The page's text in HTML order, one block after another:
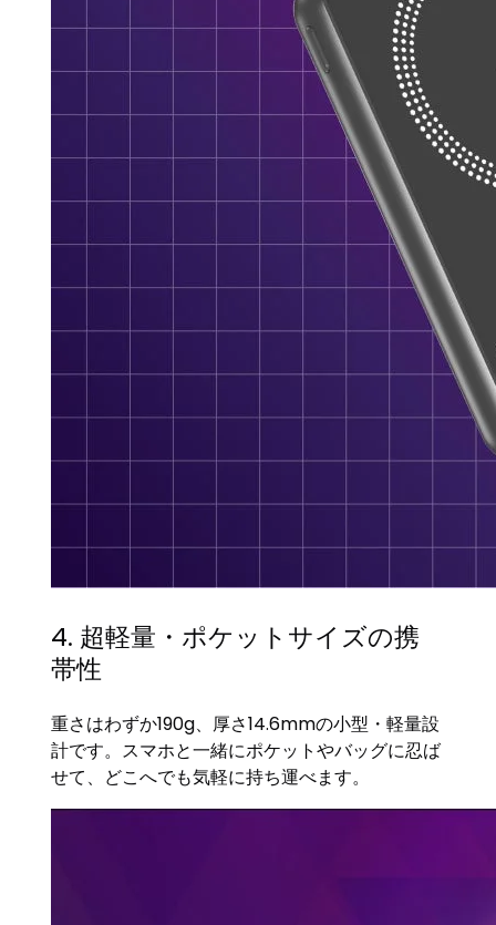
4. 超軽量・ポケットサイズの携
帯性
重さはわずか190g、厚さ14.6mmの小型・軽量設
計です。スマホと一緒にポケットやバッグに忍ば
せて、どこへでも気軽に持ち運べます。